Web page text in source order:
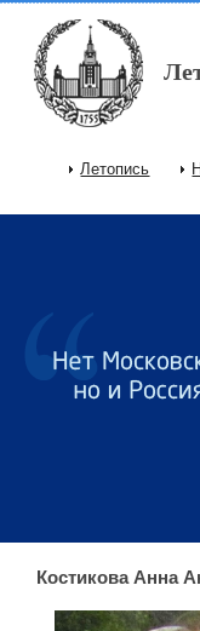
Перейти к основному
Главное меню
Летопись
Костикова Анна